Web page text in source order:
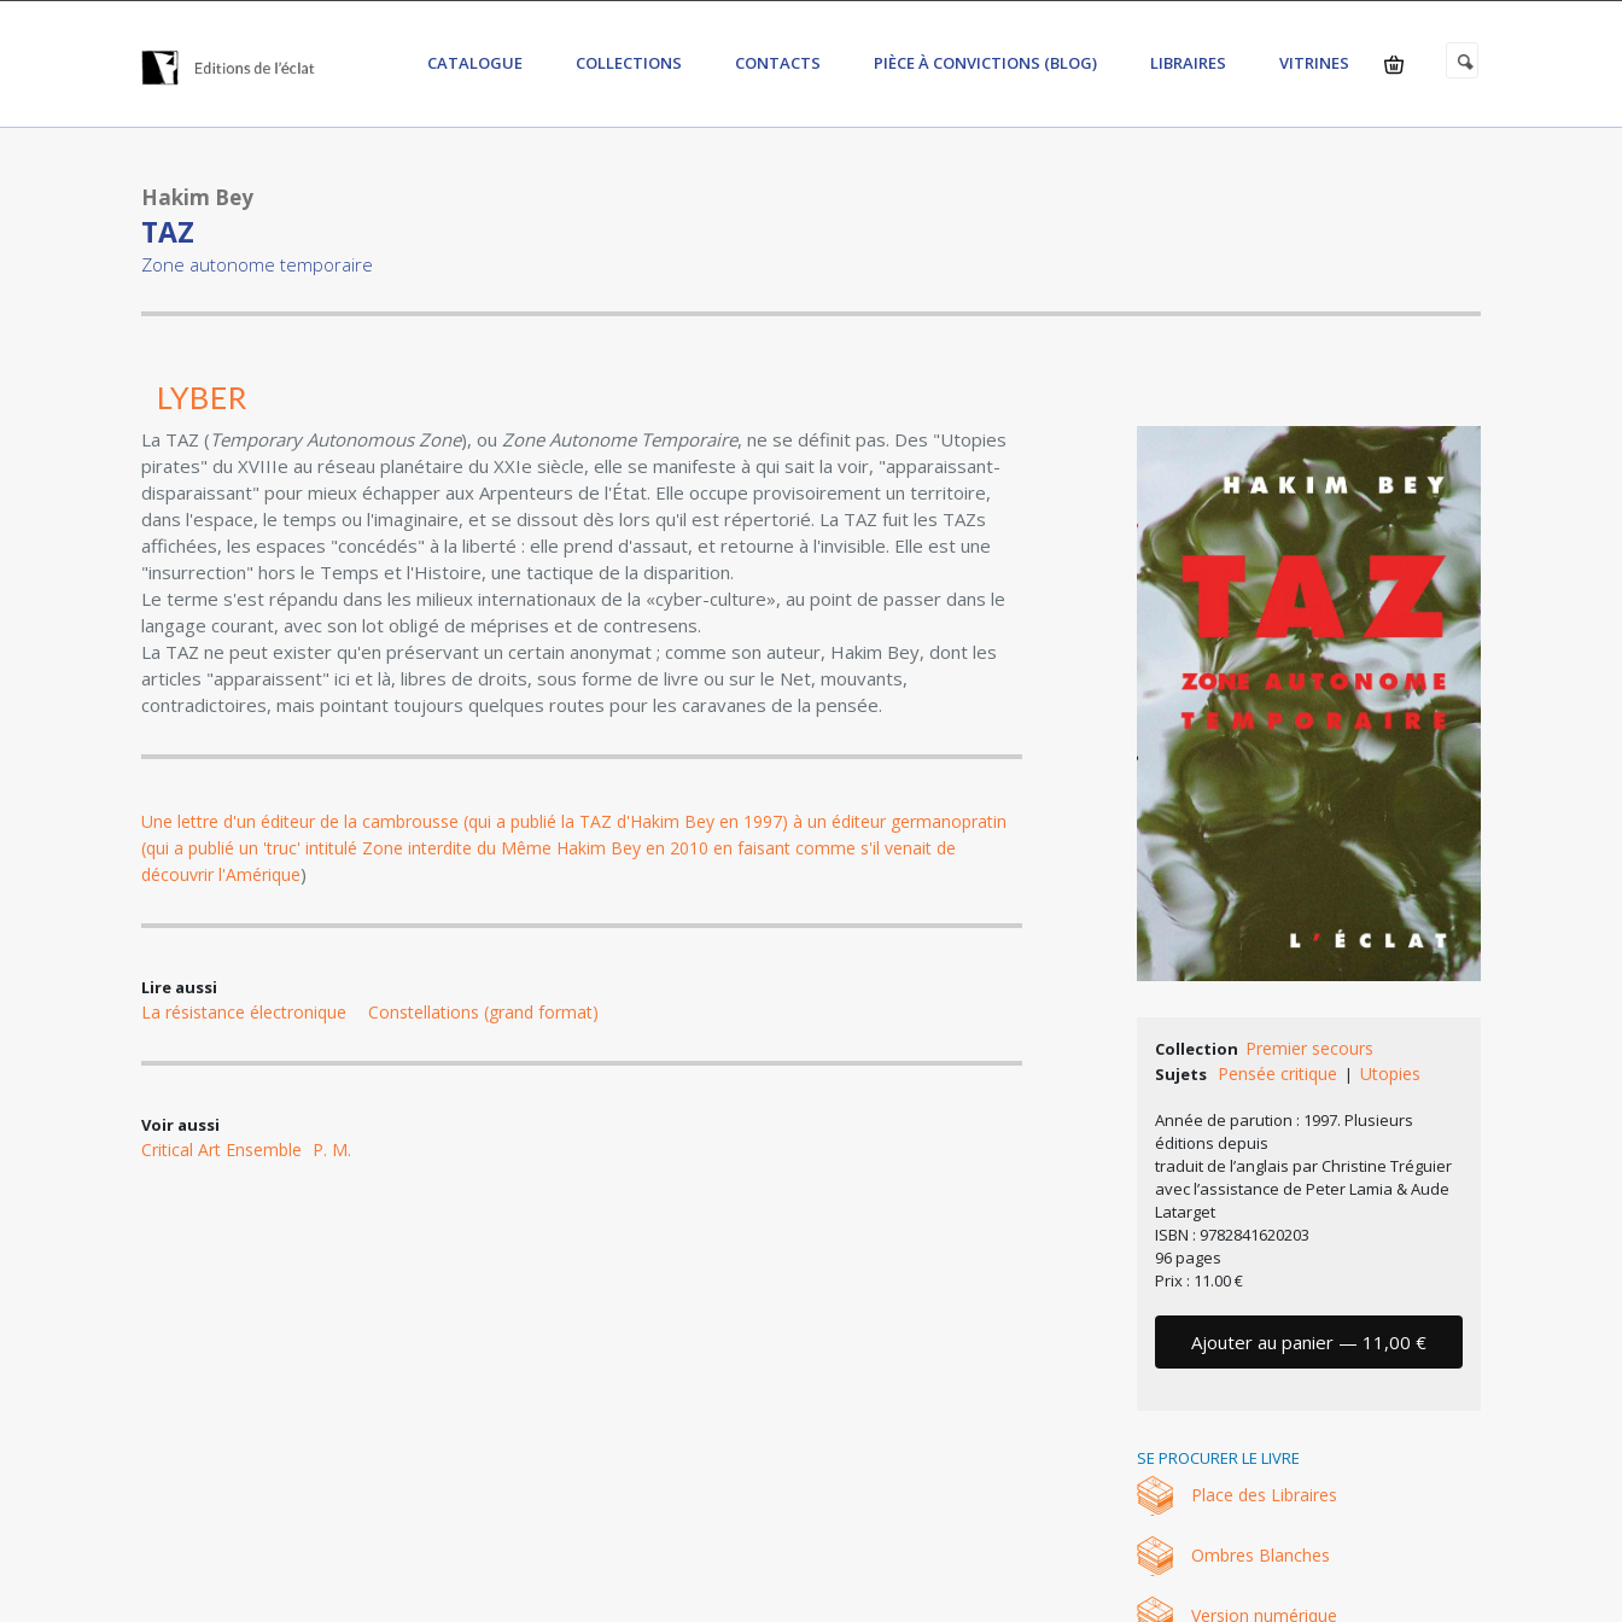
CATALOGUE COLLECTIONS CONTACTS PIÈCE À CONVICTIONS (BLOG) LIBRAIRES VITRINES
Hakim Bey
TAZ
Zone autonome temporaire
La TAZ (Temporary Autonomous Zone), ou Zone Autonome Temporaire, ne se définit pas. Des "Utopies
pirates" du XVIIIe au réseau planétaire du XXIe siècle, elle se manifeste à qui sait la voir, "apparaissant-
disparaissant" pour mieux échapper aux Arpenteurs de l'État. Elle occupe provisoirement un territoire,
dans l'espace, le temps ou l'imaginaire, et se dissout dès lors qu'il est répertorié. La TAZ fuit les TAZs
affichées, les espaces "concédés" à la liberté : elle prend d'assaut, et retourne à l'invisible. Elle est une
"insurrection" hors le Temps et l'Histoire, une tactique de la disparition.
Le terme s'est répandu dans les milieux internationaux de la «cyber-culture», au point de passer dans le
langage courant, avec son lot obligé de méprises et de contresens.
La TAZ ne peut exister qu'en préservant un certain anonymat ; comme son auteur, Hakim Bey, dont les
articles "apparaissent" ici et là, libres de droits, sous forme de livre ou sur le Net, mouvants,
contradictoires, mais pointant toujours quelques routes pour les caravanes de la pensée.
Une lettre d'un éditeur de la cambrousse (qui a publié la TAZ d'Hakim Bey en 1997) à un éditeur germanopratin
(qui a publié un 'truc' intitulé Zone interdite du Même Hakim Bey en 2010 en faisant comme s'il venait de
découvrir l'Amérique)
Lire aussi
La résistance électronique Constellations (grand format)
Voir aussi
Critical Art Ensemble P. M.
Collection Premier secours
Sujets Pensée critique | Utopies
Année de parution : 1997. Plusieurs
éditions depuis
traduit de l’anglais par Christine Tréguier
avec l’assistance de Peter Lamia & Aude
Latarget
ISBN : 9782841620203
96 pages
Prix : 11.00 €
Ajouter au panier — 11,00 €
SE PROCURER LE LIVRE
Place des Libraires
Ombres Blanches
Version numérique